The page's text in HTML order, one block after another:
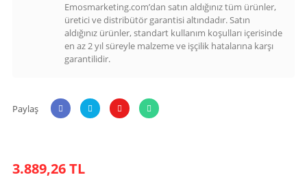
Emosmarketing.com’dan satın aldığınız tüm ürünler,
üretici ve distribütör garantisi altındadır. Satın
aldığınız ürünler, standart kullanım koşulları içerisinde
en az 2 yıl süreyle malzeme ve işçilik hatalarına karşı
garantilidir.
Paylaş
3.889,26 TL